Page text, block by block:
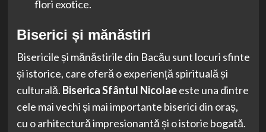
flori exotice.
Biserici și mănăstiri
Bisericile și mănăstirile din Bacău sunt locuri sfinte
și istorice, care oferă o experiență spirituală și
culturală. Biserica Sfântul Nicolaeeste una dintre
cele mai vechi și mai importante biserici din oraș,
cu o arhitectură impresionantă și o istorie bogată.